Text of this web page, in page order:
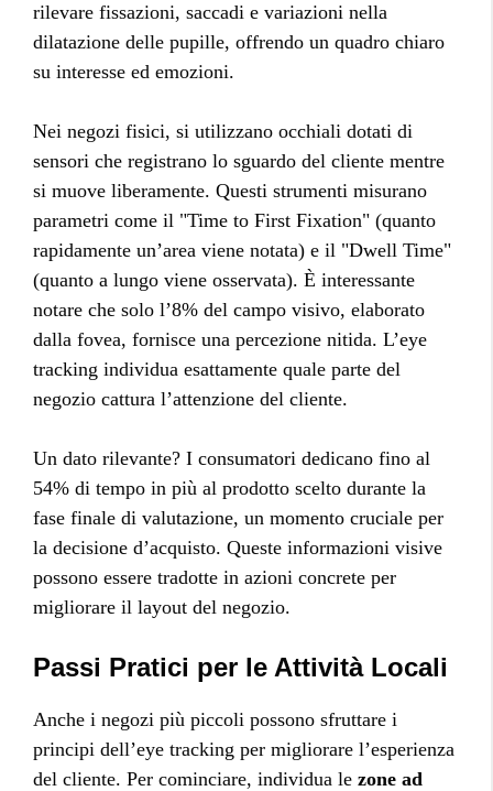
rilevare fissazioni, saccadi e variazioni nella
dilatazione delle pupille, offrendo un quadro chiaro
su interesse ed emozioni.
Nei negozi fisici, si utilizzano occhiali dotati di
sensori che registrano lo sguardo del cliente mentre
si muove liberamente. Questi strumenti misurano
parametri come il "Time to First Fixation" (quanto
rapidamente un’area viene notata) e il "Dwell Time"
(quanto a lungo viene osservata). È interessante
notare che solo l’8% del campo visivo, elaborato
dalla fovea, fornisce una percezione nitida. L’eye
tracking individua esattamente quale parte del
negozio cattura l’attenzione del cliente.
Un dato rilevante? I consumatori dedicano fino al
54% di tempo in più al prodotto scelto durante la
fase finale di valutazione, un momento cruciale per
la decisione d’acquisto. Queste informazioni visive
possono essere tradotte in azioni concrete per
migliorare il layout del negozio.
Passi Pratici per le Attività Locali
Anche i negozi più piccoli possono sfruttare i
principi dell’eye tracking per migliorare l’esperienza
del cliente. Per cominciare, individua le zone ad